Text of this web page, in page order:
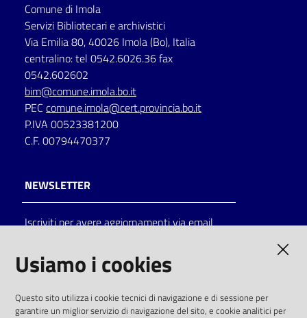
Comune di Imola
Servizi Bibliotecari e archivistici
Via Emilia 80, 40026 Imola (Bo), Italia
centralino: tel 0542.6026.36 fax
0542.602602
bim@comune.imola.bo.it
PEC comune.imola@cert.provincia.bo.it
P.IVA 00523381200
C.F. 00794470377
NEWSLETTER
Iscriviti per avere aggiornamenti via email
solo alle condizioni previste dalla direttiva
Usiamo i cookies
Questo sito utilizza i cookie tecnici di navigazione e di sessione per
garantire un miglior servizio di navigazione del sito, e cookie analitici per